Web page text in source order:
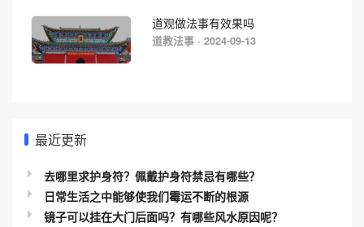
道观做法事有效果吗
道教法事 · 2024-09-13
最近更新
去哪里求护身符？佩戴护身符禁忌有哪些？
日常生活之中能够使我们霉运不断的根源
镜子可以挂在大门后面吗？有哪些风水原因呢？